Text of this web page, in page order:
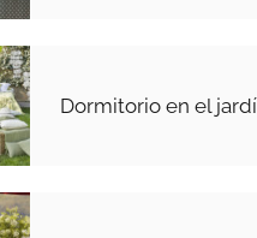
Dormitorio en el